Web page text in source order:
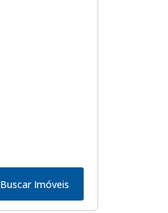
Buscar Imóveis